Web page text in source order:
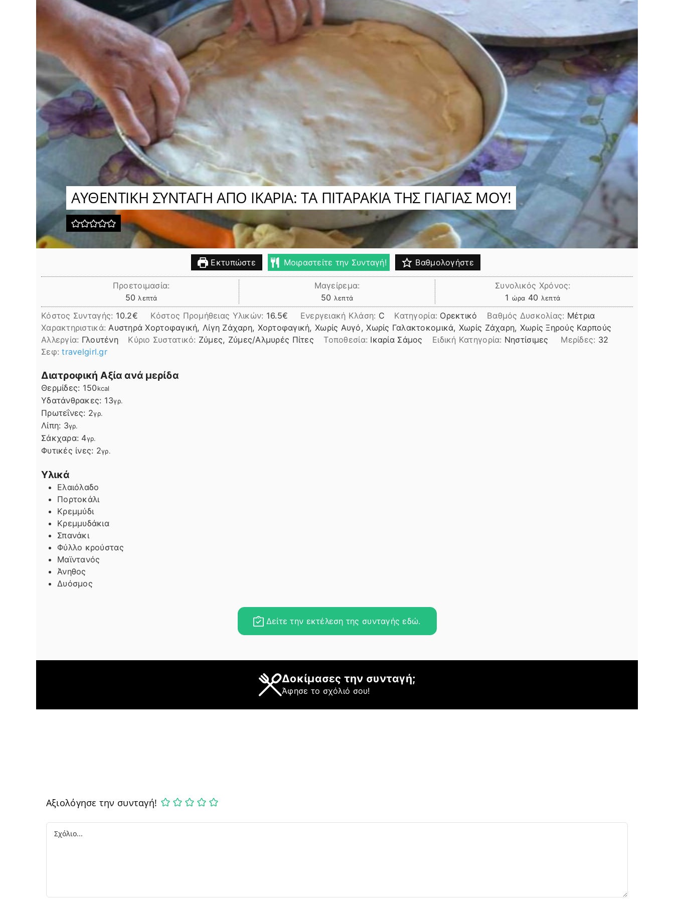
ΑΥΘΕΝΤΙΚΗ ΣΥΝΤΑΓΗ ΑΠΟ ΙΚΑΡΙΑ: ΤΑ ΠΙΤΑΡΑΚΙΑ ΤΗΣ ΓΙΑΓΙΑΣ ΜΟΥ!
Εκτυπώστε Μοιραστείτε την Συνταγή! Βαθμολογήστε
Προετοιμασία:
50 λεπτά
λεπτά
Μαγείρεμα:
50 λεπτά
λεπτά
Συνολικός Χρόνος:
1 ώρα
ώρα 40 λεπτά
λεπτά
Κόστος Συνταγής: 10.2€ Kόστος Προμήθειας Υλικών: 16.5 Ενεργειακή Κλάση: C Κατηγορία: Ορεκτικό Βαθμός Δυσκολίας: Μέτρια
Χαρακτηριστικά: Αυστηρά Χορτοφαγική, Λίγη Ζάχαρη, Χορτοφαγική, Χωρίς Αυγό, Χωρίς Γαλακτοκομικά, Χωρίς Ζάχαρη, Χωρίς Ξηρούς Καρπούς
Αλλεργία: Γλουτένη Kύριο Συστατικό: Ζύμες, Ζύμες/Αλμυρές Πίτες Τοποθεσία: Ικαρία Σάμος Ειδική Κατηγορία: Νηστίσιμες Μερίδες: 32
Σεφ:travelgirl.gr
Διατροφική Αξία ανά μερίδα
Θερμίδες: 150kcal
Υδατάνθρακες: 13γρ.
Πρωτεΐνες: 2γρ.
Λίπη
Λίπη: 3γρ.
Σάκχαρα: 4γρ.
Φυτικές ίνες: 2γρ.
Υλικά
Ελαιόλαδο
Πορτοκάλι
Κρεμμύδι
Κρεμμυδάκια
Σπανάκι
Φύλλο κρούστας
Μαϊντανός
Άνηθος
Δυόσμος
Δείτε την εκτέλεση της συνταγής εδώ.
Δοκίμασες την συνταγή;
Άφησε το σχόλιό σου!
Αξιολόγησε την συνταγή!
Comment